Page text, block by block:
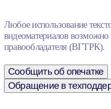
Любое использование
видеоматериалов возможно
правообладателя (ВГТРК).
Сообщить об опечатке
Обращение в